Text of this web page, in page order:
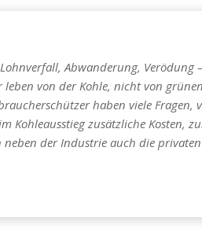
Abwanderung, Verödung
von der Kohle, nicht von
haben viele Fragen,
Kohleausstieg zusätzliche Kosten,
neben der Industrie auch die